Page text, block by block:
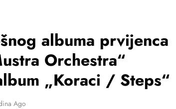
albuma prvijenca
Orchestra“
„Koraci / Steps“
Ago